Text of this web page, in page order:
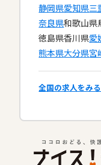
静岡県愛知県三
奈良県和歌山県
徳島県香川県愛
熊本県大分県宮
全国の求人をみる